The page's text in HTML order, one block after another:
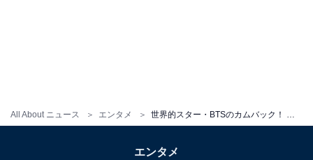
All About ニュース エンタメ 世界的スター・BTSのカムバック！ ジョングクと同い年の会社員に『SWIM』とRMの“一言”が刺さった理由
エンタメ